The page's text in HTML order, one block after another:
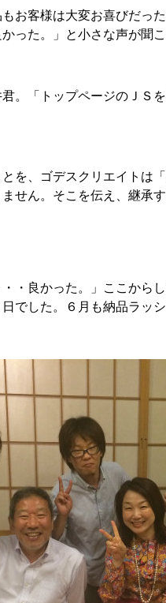
お客様は大変お喜びだっ
った。」と小さな声が聞
。「トップページのＪＳ
を、ゴデスクリエイトは
せん。そこを伝え、継承
・良かった。」ここから
でした。６月も納品ラッシ